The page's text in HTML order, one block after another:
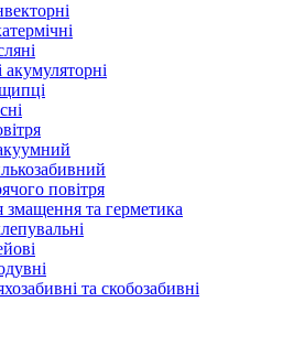
повітря
змащення та герметика
та скобозабивні